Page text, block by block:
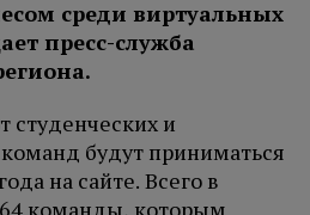
среди виртуальных
пресс-служба
студенческих и
будут приниматься
на сайте. Всего в